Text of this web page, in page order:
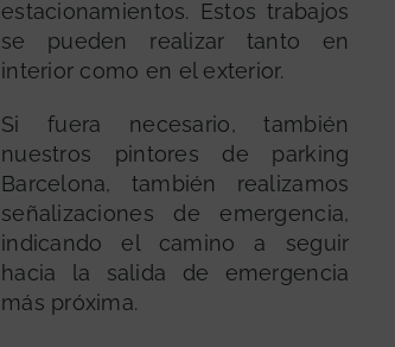
estacionamientos. Estos trabajos
se pueden realizar tanto en
interior como en el exterior.
Si fuera necesario, también
nuestros pintores de parking
Barcelona, también realizamos
señalizaciones de emergencia,
indicando el camino a seguir
hacia la salida de emergencia
más próxima.